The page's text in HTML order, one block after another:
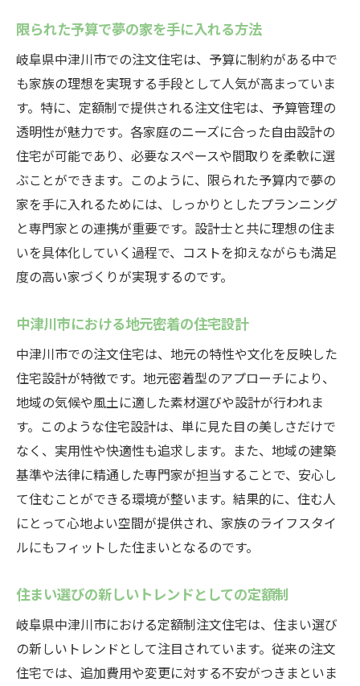
定額制で叶える個性的なライフスタイル
未来の暮らしを描く定額制注文住宅の魅力
環境に配慮した持続可能な住宅デザイン
スマートホーム技術との融合
中津川市ならではの自然との調和
未来志向の設備とインフラ整備
地域社会と共生する住まいの提案
次世代を見据えた住宅の在り方
家族の夢を反映する定額制注文住宅の可能性
家族の声を反映したオーダーメイド設計
夢を形にするためのヒアリングプロセス
定額制で可能となる個別対応の柔軟性
家族の未来を見据えた住まいの実現
暮らしの中に夢を取り入れる方法
有限会社キマタが提案する住まいづくりの新常
識
キマタが提供する信頼の住宅ソリューショ
ン
中津川市での数々の実績と信頼性
顧客満足を最優先に考えたサービス
地域社会に貢献する住宅開発
継続的なサポートとアフターサービス
定額制だから安心！中津川市で始める注文住宅
限られた予算で夢の家を手に入れる方法
岐阜県中津川市での注文住宅は、予算に制約がある中で
も家族の理想を実現する手段として人気が高まっていま
す。特に、定額制で提供される注文住宅は、予算管理の
透明性が魅力です。各家庭のニーズに合った自由設計の
住宅が可能であり、必要なスペースや間取りを柔軟に選
ぶことができます。このように、限られた予算内で夢の
家を手に入れるためには、しっかりとしたプランニング
と専門家との連携が重要です。設計士と共に理想の住ま
いを具体化していく過程で、コストを抑えながらも満足
度の高い家づくりが実現するのです。
中津川市における地元密着の住宅設計
中津川市での注文住宅は、地元の特性や文化を反映した
住宅設計が特徴です。地元密着型のアプローチにより、
地域の気候や風土に適した素材選びや設計が行われま
す。このような住宅設計は、単に見た目の美しさだけで
なく、実用性や快適性も追求します。また、地域の建築
基準や法律に精通した専門家が担当することで、安心し
て住むことができる環境が整います。結果的に、住む人
にとって心地よい空間が提供され、家族のライフスタイ
ルにもフィットした住まいとなるのです。
住まい選びの新しいトレンドとしての定額制
岐阜県中津川市における定額制注文住宅は、住まい選び
の新しいトレンドとして注目されています。従来の注文
住宅では、追加費用や変更に対する不安がつきまといま